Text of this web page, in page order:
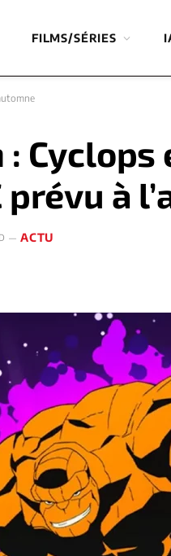
FILMS/SÉRIES
Cyclops
à
ACTU